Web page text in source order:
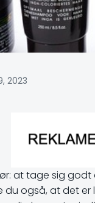
2023
at tage sig
du også, at det